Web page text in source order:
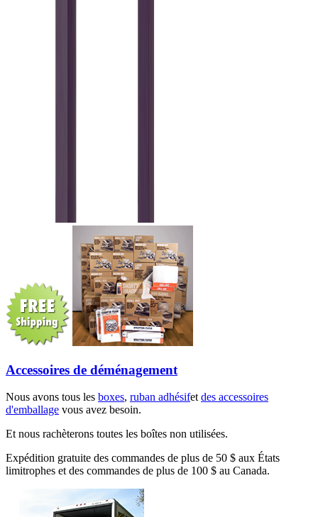
Accessoires de déménagement
Nous avons tous les boxes, ruban adhésifetdes accessoires
d'emballage vous avez besoin.
Et nous rachèterons toutes les boîtes non utilisées.
Expédition gratuite des commandes de plus de 50 $ aux États
limitrophes et des commandes de plus de 100 $ au Canada.